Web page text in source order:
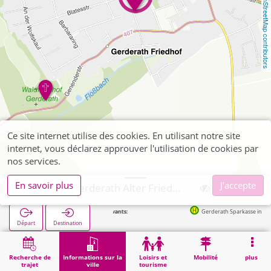
OpenStreetMap contributors
Recherche de
trajet
Informations sur la
ville
Loisirs et
tourisme
Mobilité plus
Départ Destination
Arrêts suivants: Gerderath Sparkasse in 245m
Démarrage Informations sur la ville Erkelenz, Gerderath Alter Friedhof
Ce site internet utilise des cookies. En utilisant notre site
internet, vous déclarez approuver l'utilisation de cookies par
nos services.
En savoir plus
J'accepte